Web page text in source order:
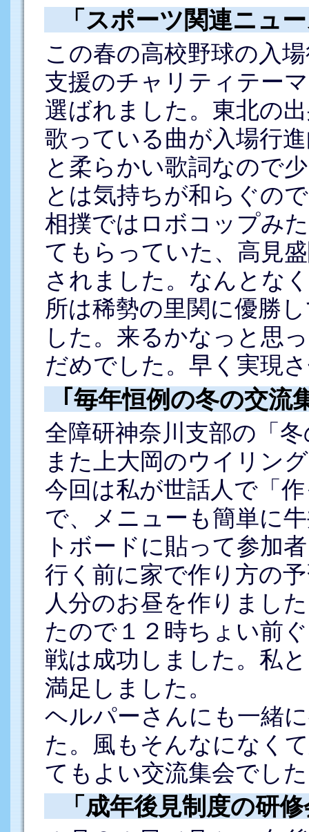
「スポーツ関連ニュ
この春の高校野球の入
支援のチャリティテー
選ばれました。東北の
歌っている曲が入場行
と柔らかい歌詞なので
とは気持ちが和らぐの
相撲ではロボコップみ
てもらっていた、高見
されました。なんとな
所は稀勢の里関に優勝
した。来るかなっと思
だめでした。早く実現
｢毎年恒例の冬の交
全障研神奈川支部の「
また上大岡のウイリン
今回は私が世話人で「
で、メニューも簡単に
トボードに貼って参加
行く前に家で作り方の
人分のお昼を作りまし
たので１２時ちょい前
戦は成功しました。私
満足しました。
ヘルパーさんにも一緒
た。風もそんなになく
てもよい交流集会でし
「成年後見制度の研